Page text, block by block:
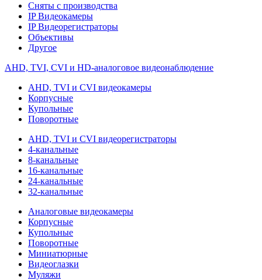
Сняты с производства
IP Видеокамеры
IP Видеорегистраторы
Объективы
Другое
AHD, TVI, CVI и HD-аналоговое видеонаблюдение
AHD, TVI и CVI видеокамеры
Корпусные
Купольные
Поворотные
AHD, TVI и CVI видеорегистраторы
4-канальные
8-канальные
16-канальные
24-канальные
32-канальные
Аналоговые видеокамеры
Корпусные
Купольные
Поворотные
Миниатюрные
Видеоглазки
Муляжи